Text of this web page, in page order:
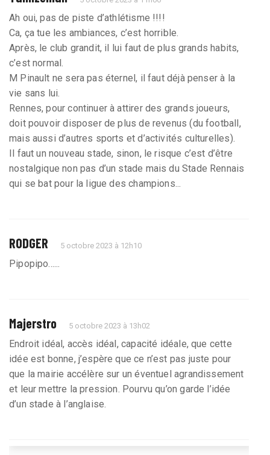
Ah oui, pas de piste d’athlétisme !!!!
Ca, ça tue les ambiances, c’est horrible.
Après, le club grandit, il lui faut de plus grands habits,
c’est normal.
M Pinault ne sera pas éternel, il faut déjà penser à la
vie sans lui.
Rennes, pour continuer à attirer des grands joueurs,
doit pouvoir disposer de plus de revenus (du football,
mais aussi d’autres sports et d’activités culturelles).
Il faut un nouveau stade, sinon, le risque c’est d’être
nostalgique non pas d’un stade mais du Stade Rennais
qui se bat pour la ligue des champions...
RODGER 5 octobre 2023 à 12h10
Pipopipo......
Majerstro 5 octobre 2023 à 13h02
Endroit idéal, accès idéal, capacité idéale, que cette
idée est bonne, j’espère que ce n’est pas juste pour
que la mairie accélère sur un éventuel agrandissement
et leur mettre la pression. Pourvu qu’on garde l’idée
d’un stade à l’anglaise.